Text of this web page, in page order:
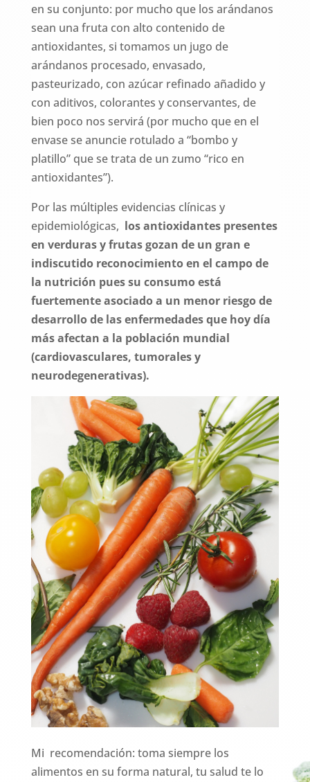
en su conjunto: por mucho que los arándanos
sean una fruta con alto contenido de
antioxidantes, si tomamos un jugo de
arándanos procesado, envasado,
pasteurizado, con azúcar refinado añadido y
con aditivos, colorantes y conservantes, de
bien poco nos servirá (por mucho que en el
envase se anuncie rotulado a “bombo y
platillo” que se trata de un zumo “rico en
antioxidantes”).
Por las múltiples evidencias clínicas y
epidemiológicas, los antioxidantes presentes
en verduras y frutas gozan de un gran e
indiscutido reconocimiento en el campo de
la nutrición pues su consumo está
fuertemente asociado a un menor riesgo de
desarrollo de las enfermedades que hoy día
más afectan a la población mundial
(cardiovasculares, tumorales y
neurodegenerativas).
Mi recomendación: toma siempre los
alimentos en su forma natural, tu salud te lo